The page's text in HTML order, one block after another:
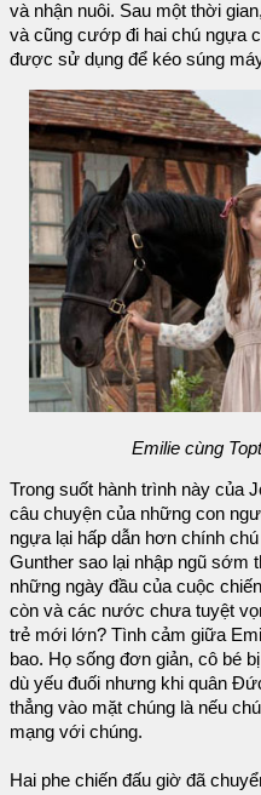
và nhận nuôi. Sau một thời
và cũng cướp đi hai chú ngựa
được sử dụng để kéo súng
Emilie cùng
Trong suốt hành trình này của
câu chuyện của những con
ngựa lại hấp dẫn hơn chính
Gunther sao lại nhập ngũ sớm
những ngày đầu của cuộc
còn và các nước chưa tuyệt
trẻ mới lớn? Tình cảm giữa
bao. Họ sống đơn giản, cô bé
dù yếu đuối nhưng khi quân
thẳng vào mặt chúng là nếu
mạng với chúng.
Hai phe chiến đấu giờ đã